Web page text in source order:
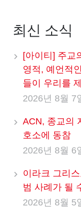
최신 소식
[아이티] 주교
영적, 예언적
들이 우리를
2026년 8월 7
ACN, 종교의
호소에 동참
2026년 8월 6
이라크 그리
범 사례가 될
2026년 8월 5